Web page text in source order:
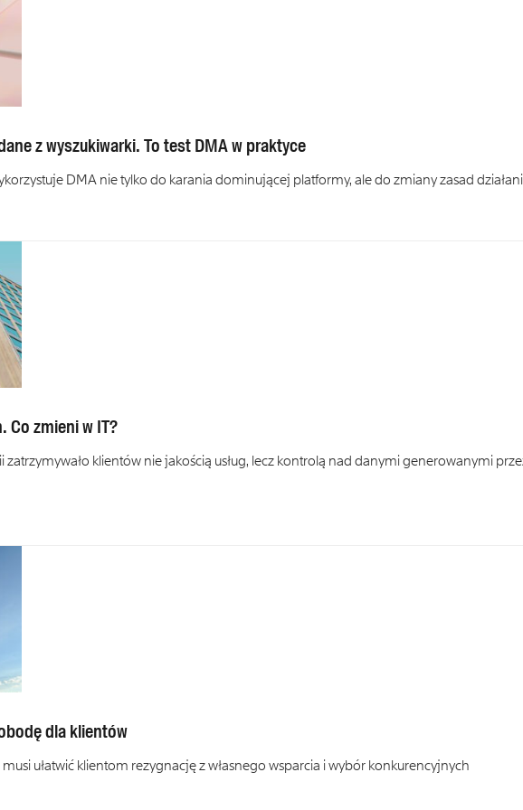
z wyszukiwarki. To test DMA w praktyce
DMA nie tylko do karania dominującej platformy, ale do zmiany zasad
Co zmieni w IT?
klientów nie jakością usług, lecz kontrolą nad danymi generowanymi
dla klientów
ułatwić klientom rezygnację z własnego wsparcia i wybór konkurencyjnych